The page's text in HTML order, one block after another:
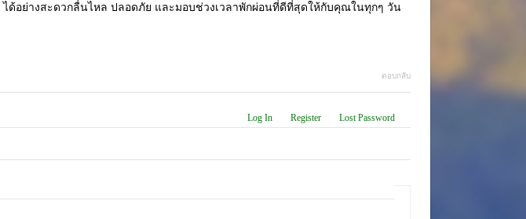
ได้อย่างสะดวกลื่นไหล ปลอดภัย และมอบช่วงเวลาพักผ่อนที่ดีที่สุดให้กับคุณในทุกๆ วัน
ตอบกลับ
Log In Register Lost Password